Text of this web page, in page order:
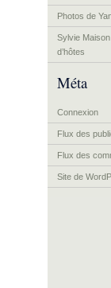
Photos de
Sylvie
d’hôtes
Méta
Connexion
Flux des
Flux des
Site de